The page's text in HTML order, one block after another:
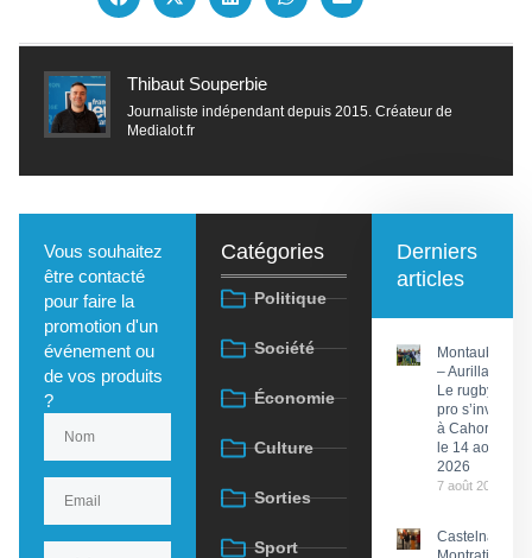
Thibaut Souperbie
Journaliste indépendant depuis 2015. Créateur de
Medialot.fr
Vous souhaitez
être contacté
pour faire la
promotion d'un
événement ou
de vos produits
?
Catégories
Politique
Société
Économie
Culture
Sorties
Sport
Derniers
articles
Montauban
– Aurillac :
Le rugby
pro s’invite
à Cahors
le 14 août
2026
7 août 2026
Castelnau-